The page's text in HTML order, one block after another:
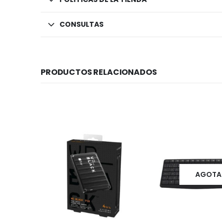
CONSULTAS
PRODUCTOS RELACIONADOS